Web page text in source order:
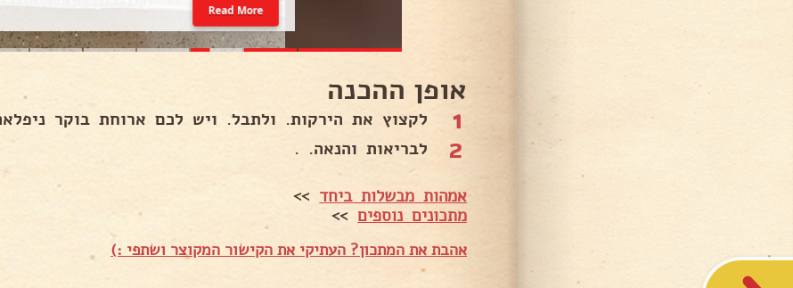
Read More
אופן ההכנה
1 לקצוץ את הירקות. ולתבל. ויש לכם ארוחת בוקר
2 לבריאות והנאה. .
אמהות מבשלות ביחד >>
מתכונים נוספים>>
אהבת את המתכון? העתיקי את הקישור המקוצר ושתפי :)